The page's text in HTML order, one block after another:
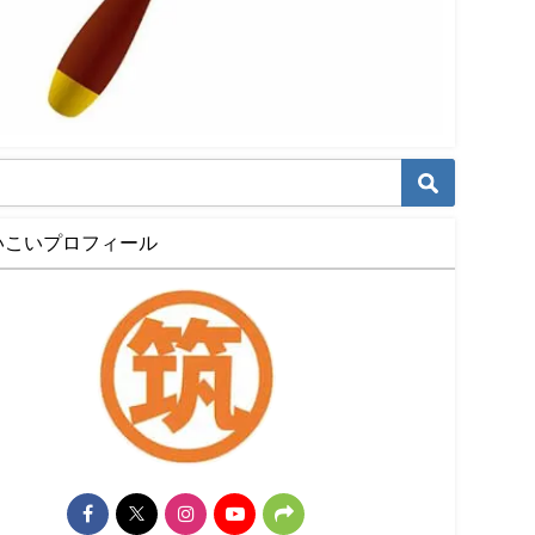
こいプロフィール